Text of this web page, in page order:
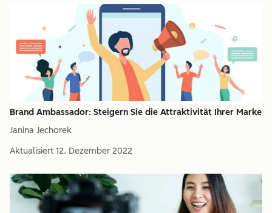
Brand Ambassador: Steigern Sie die Attraktivität Ihrer Marke
Janina Jechorek
Aktualisiert 12. Dezember 2022